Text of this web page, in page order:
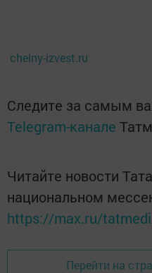
chelny-izvest.ru
Следите за самым
Telegram-канале
Читайте новости
национальном
https://max.ru/
Перейти на